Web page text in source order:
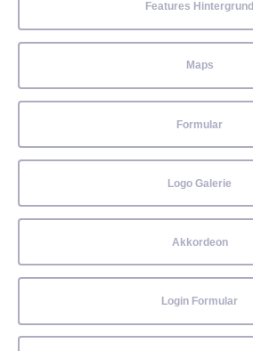
Features Hintergrund
Maps
Formular
Logo Galerie
Akkordeon
Login Formular